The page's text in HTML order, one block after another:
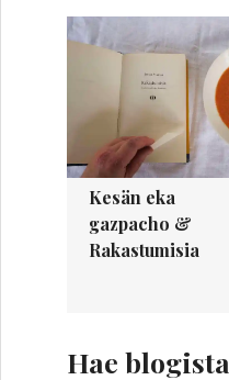
Kesän eka
gazpacho &
Rakastumisia
Hae blogista